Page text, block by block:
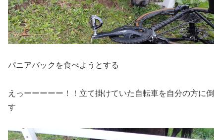
パニアバックを食べようとする
えっーーーーー！！立て掛けていた自転車を自分の方に倒
す